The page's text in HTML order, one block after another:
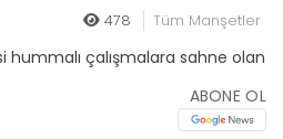
478 Tüm Manşetler
ABONE OL